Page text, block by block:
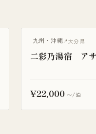
露天風呂付き客室
九州・沖縄 大分県
二彩乃湯宿 ア
¥22,000 〜/泊